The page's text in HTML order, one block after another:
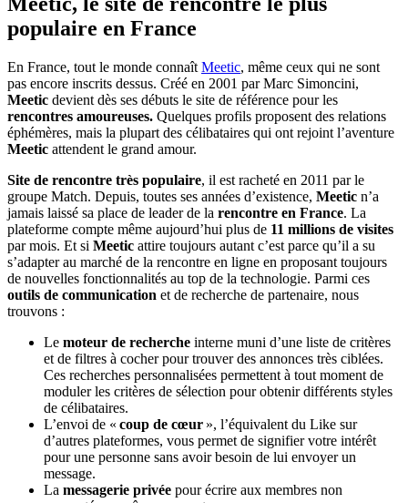
populaire en France
En France, tout le monde connaît Meetic, même ceux qui ne sont
pas encore inscrits dessus. Créé en 2001 par Marc Simoncini,
Meetic devient dès ses débuts le site de référence pour les
rencontres amoureuses. Quelques profils proposent des relations
éphémères, mais la plupart des célibataires qui ont rejoint l’aventure
Meetic attendent le grand amour.
Site de rencontre très populaire, il est racheté en 2011 par le
groupe Match. Depuis, toutes ses années d’existence, Meetic n’a
jamais laissé sa place de leader de la rencontre en France. La
plateforme compte même aujourd’hui plus de 11 millions de visites
par mois. Et si Meetic attire toujours autant c’est parce qu’il a su
s’adapter au marché de la rencontre en ligne en proposant toujours
de nouvelles fonctionnalités au top de la technologie. Parmi ces
outils de communication et de recherche de partenaire, nous
trouvons :
Le moteur de recherche interne muni d’une liste de critères
et de filtres à cocher pour trouver des annonces très ciblées.
Ces recherches personnalisées permettent à tout moment de
moduler les critères de sélection pour obtenir différents styles
de célibataires.
L’envoi de « coup de cœur », l’équivalent du Like sur
d’autres plateformes, vous permet de signifier votre intérêt
pour une personne sans avoir besoin de lui envoyer un
message.
La messagerie privée pour écrire aux membres non